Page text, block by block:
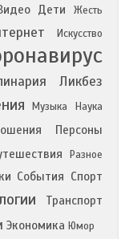
Дети
Жесть
Искусство
Ликбез
Музыка Наука
Персоны
Разное
События Спорт
Транспорт
Экономика Юмор